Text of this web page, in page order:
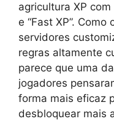
agricultura XP com
e “Fast XP”.
servidores
regras altamente
parece que uma
jogadores
forma mais eficaz
desbloquear mais